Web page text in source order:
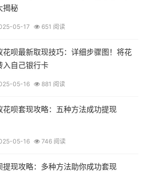
揭秘
05-17 651 阅读
花呗最新取现技巧：详细步骤图！将花
入自己银行卡
05-16 881 阅读
花呗套现攻略：五种方法成功提现
05-16 746 阅读
提现攻略：多种方法助你成功套现